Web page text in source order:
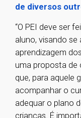
de diversos
“O PEI deve ser
aluno, visando
aprendizagem
uma proposta de
que, para aquele
acompanhar o
adequar o plano
crianças. É